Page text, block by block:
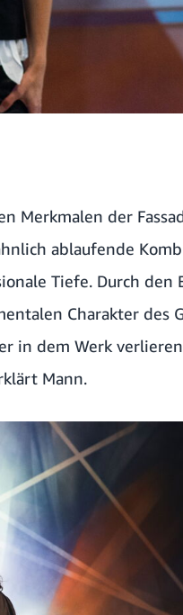
Merkmalen der
ablaufende
Tiefe. Durch den
Charakter des
in dem Werk
Mann.